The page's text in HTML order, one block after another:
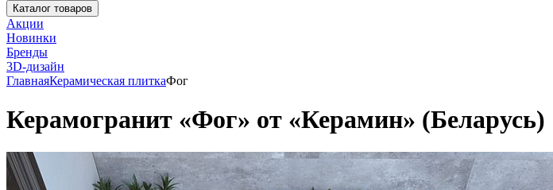
Каталог товаров
Акции
Новинки
Бренды
3D-дизайн
ГлавнаяКерамическая плиткаФог
Керамогранит «Фог» от «Керамин» (Беларусь)